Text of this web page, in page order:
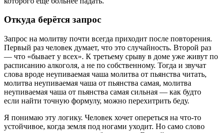
Откуда берётся запрос
Запрос на молитву почти всегда приходит после повторения.
Первый раз человек думает, что это случайность. Второй раз
— что «бывает у всех». К третьему срыву в доме уже живут по
расписанию алкоголя, а не по собственному. Тогда и звучат
слова вроде неупиваемая чаша молитва от пьянства читать,
молитва неупиваемая чаша от пьянства самая, молитва
неупиваемая чаша от пьянства самая сильная — как будто
если найти точную формулу, можно перехитрить беду.
Я понимаю эту логику. Человек хочет опереться на что-то
устойчивое, когда земля под ногами уходит. Но само слово